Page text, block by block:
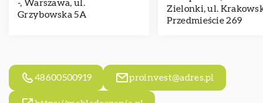
-, Warszawa, ul.
Grzybowska 5A
Zielonki, ul.
Przedmieście 269
48600500919 proinvest@adres.pl